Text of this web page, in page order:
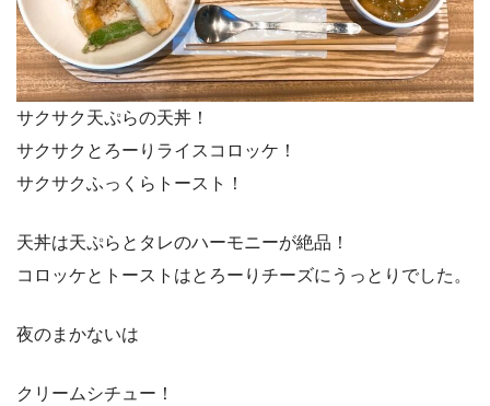
サクサク天ぷらの天丼！
サクサクとろーりライスコロッケ！
サクサクふっくらトースト！
天丼は天ぷらとタレのハーモニーが絶品！
コロッケとトーストはとろーりチーズにうっとりでした。
夜のまかないは
クリームシチュー！